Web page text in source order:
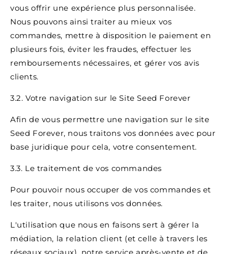
vous offrir une expérience plus personnalisée.
Nous pouvons ainsi traiter au mieux vos
commandes, mettre à disposition le paiement en
plusieurs fois, éviter les fraudes, effectuer les
remboursements nécessaires, et gérer vos avis
clients.
3.2. Votre navigation sur le Site Seed Forever
Afin de vous permettre une navigation sur le site
Seed Forever, nous traitons vos données avec pour
base juridique pour cela, votre consentement.
3.3. Le traitement de vos commandes
Pour pouvoir nous occuper de vos commandes et
les traiter, nous utilisons vos données.
L'utilisation que nous en faisons sert à gérer la
médiation, la relation client (et celle à travers les